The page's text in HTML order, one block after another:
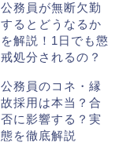
公務員が無断欠勤
するとどうなるか
を解説！1日でも懲
戒処分されるの？
公務員のコネ・縁
故採用は本当？合
否に影響する？実
態を徹底解説